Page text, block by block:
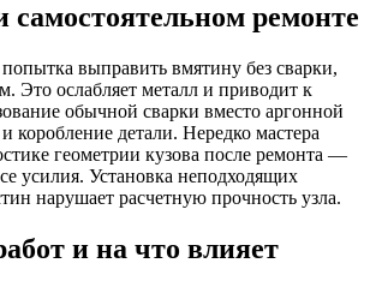
ремонте
выправить вмятину без сварки,
Это ослабляет металл и приводит к
обычной сварки вместо аргонной
коробление детали. Нередко мастера
геометрии кузова после ремонта —
усилия. Установка неподходящих
нарушает расчетную прочность узла.
и на что влияет